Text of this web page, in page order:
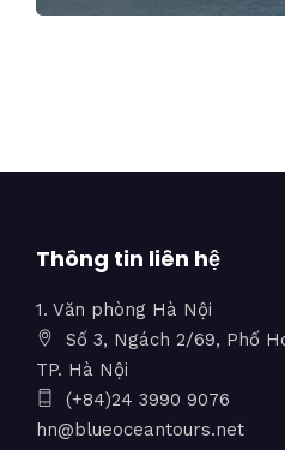
Thông tin liên hệ
1. Văn phòng Hà Nội
Số 3, Ngách 2/69, Phố
TP. Hà Nội
(+84)24 3990 9076
hn@blueoceantours.net